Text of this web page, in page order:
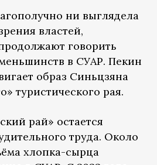
ни выглядела
властей,
говорить
в СУАР. Пекин
образ Синьцзяна
туристического рая.
рай» остается
труда. Около
хлопка-сырца